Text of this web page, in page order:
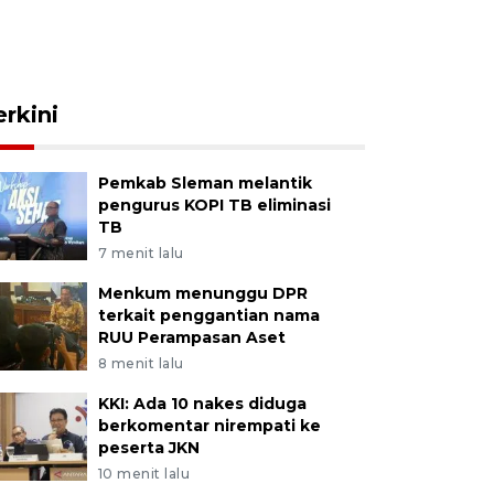
Pemkab Sleman melantik
pengurus KOPI TB eliminasi
TB
7 menit lalu
Menkum menunggu DPR
terkait penggantian nama
RUU Perampasan Aset
8 menit lalu
KKI: Ada 10 nakes diduga
berkomentar nirempati ke
peserta JKN
10 menit lalu